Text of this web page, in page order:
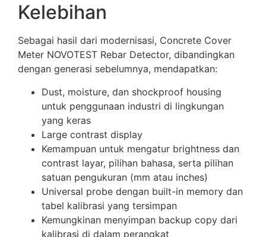
Kelebihan
Sebagai hasil dari modernisasi, Concrete Cover
Meter NOVOTEST Rebar Detector, dibandingkan
dengan generasi sebelumnya, mendapatkan:
Dust, moisture, dan shockproof housing
untuk penggunaan industri di lingkungan
yang keras
Large contrast display
Kemampuan untuk mengatur brightness dan
contrast layar, pilihan bahasa, serta pilihan
satuan pengukuran (mm atau inches)
Universal probe dengan built-in memory dan
tabel kalibrasi yang tersimpan
Kemungkinan menyimpan backup copy dari
kalibrasi di dalam perangkat